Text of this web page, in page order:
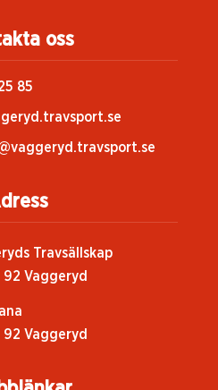
oss
85
Travsällskap
92 Vaggeryd
92 Vaggeryd